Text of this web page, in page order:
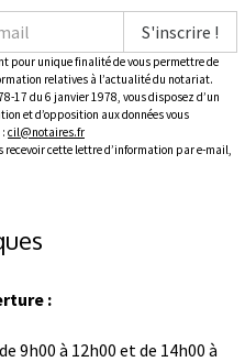
S'inscrire !
pour unique finalité de vous permettre de
relatives à l’actualité du notariat.
17 du 6 janvier 1978, vous disposez d’un
et d’opposition aux données vous
cil@notaires.fr
recevoir cette lettre d’information par e-mail,
:
9h00 à 12h00 et de 14h00 à